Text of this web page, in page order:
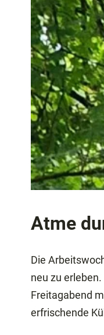
Atme
Die
neu zu erleben.
Freitagabend
erfrischende